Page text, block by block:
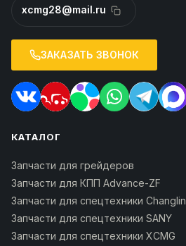
xcmg28@mail.ru
ЗАКАЗАТЬ ЗВОНОК
КАТАЛОГ
Запчасти для грейдеров
Запчасти для КПП Advance-ZF
Запчасти для спецтехники Changlin
Запчасти для спецтехники SANY
Запчасти для спецтехники XCMG